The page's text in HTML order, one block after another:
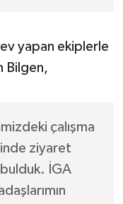
yapan ekiplerle
Bilgen,
çalışma
ziyaret
İGA